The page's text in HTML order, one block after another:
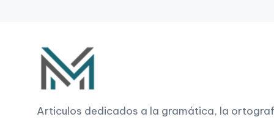
contenido
G
Articulos dedicados a la gramática, la